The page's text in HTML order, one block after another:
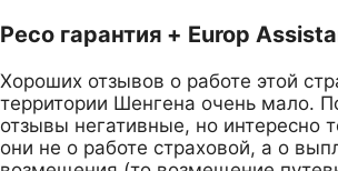
Ресо гарантия + Europ
Хороших отзывов о работе этой
территории Шенгена очень мало.
отзывы негативные, но интересно
они не о работе страховой, а о